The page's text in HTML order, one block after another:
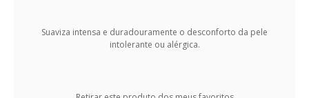
Suaviza intensa e duradouramente o desconforto da pele
intolerante ou alérgica.